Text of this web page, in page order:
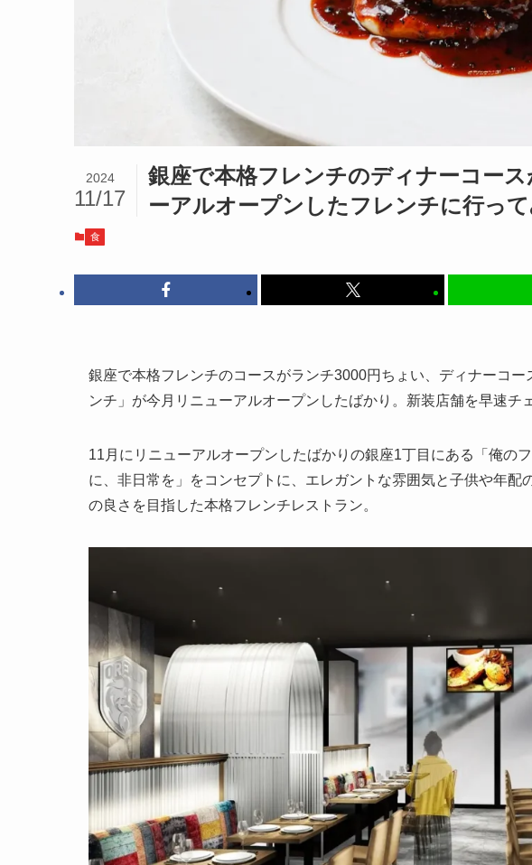
銀座で本格フレンチのディナーコー
ーアルオープンしたフレンチに行って
2024
11/17
食
銀座で本格フレンチのコースがランチ3000円ちょい、ディナーコ
ンチ」が今月リニューアルオープンしたばかり。新装店舗を早速チ
11月にリニューアルオープンしたばかりの銀座1丁目にある「俺の
に、非日常を」をコンセプトに、エレガントな雰囲気と子供や年配
の良さを目指した本格フレンチレストラン。